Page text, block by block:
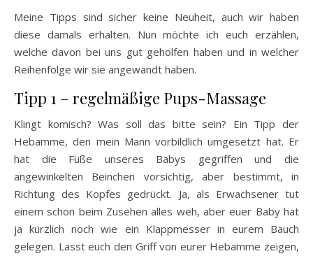
Meine Tipps sind sicher keine Neuheit, auch wir haben
diese damals erhalten. Nun möchte ich euch erzählen,
welche davon bei uns gut geholfen haben und in welcher
Reihenfolge wir sie angewandt haben.
Tipp 1 – regelmäßige Pups-Massage
Klingt komisch? Was soll das bitte sein? Ein Tipp der
Hebamme, den mein Mann vorbildlich umgesetzt hat. Er
hat die Füße unseres Babys gegriffen und die
angewinkelten Beinchen vorsichtig, aber bestimmt, in
Richtung des Kopfes gedrückt. Ja, als Erwachsener tut
einem schon beim Zusehen alles weh, aber euer Baby hat
ja kürzlich noch wie ein Klappmesser in eurem Bauch
gelegen. Lasst euch den Griff von eurer Hebamme zeigen,